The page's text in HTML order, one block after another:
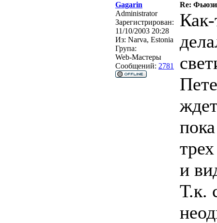
Gagarin
Re:
Administrator
Зарегистрирован:
11/10/2003 20:28
Из: Narva, Estonia
Група:
Web-Мастеры
Сообщений: 2781
Как-
и
Т.к.